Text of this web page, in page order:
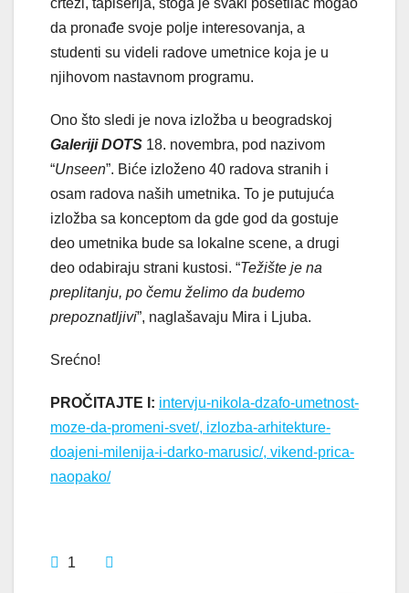
crteži, tapiserija, stoga je svaki posetilac mogao
da pronađe svoje polje interesovanja, a
studenti su videli radove umetnice koja je u
njihovom nastavnom programu.
Ono što sledi je nova izložba u beogradskoj
Galeriji DOTS 18. novembra, pod nazivom
“Unseen”. Biće izloženo 40 radova stranih i
osam radova naših umetnika. To je putujuća
izložba sa konceptom da gde god da gostuje
deo umetnika bude sa lokalne scene, a drugi
deo odabiraju strani kustosi. “Težište je na
preplitanju, po čemu želimo da budemo
prepoznatljivi”, naglašavaju Mira i Ljuba.
Srećno!
PROČITAJTE I: intervju-nikola-dzafo-umetnost-
moze-da-promeni-svet/, izlozba-arhitekture-
doajeni-milenija-i-darko-marusic/, vikend-prica-
naopako/
1